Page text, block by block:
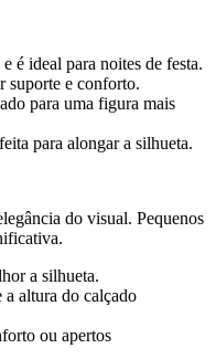
é ideal para noites de festa.
suporte e conforto.
para uma figura mais
para alongar a silhueta.
do visual. Pequenos
a silhueta.
a altura do calçado
ou apertos